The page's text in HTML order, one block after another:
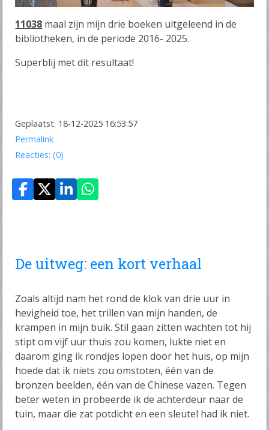
11038 maal zijn mijn drie boeken uitgeleend in de
bibliotheken, in de periode 2016- 2025.
Superblij met dit resultaat!
Geplaatst: 18-12-2025 16:53:57
Permalink
Reacties: (0)
De uitweg: een kort verhaal
Zoals altijd nam het rond de klok van drie uur in
hevigheid toe, het trillen van mijn handen, de
krampen in mijn buik. Stil gaan zitten wachten tot hij
stipt om vijf uur thuis zou komen, lukte niet en
daarom ging ik rondjes lopen door het huis, op mijn
hoede dat ik niets zou omstoten, één van de
bronzen beelden, één van de Chinese vazen. Tegen
beter weten in probeerde ik de achterdeur naar de
tuin, maar die zat potdicht en een sleutel had ik niet.